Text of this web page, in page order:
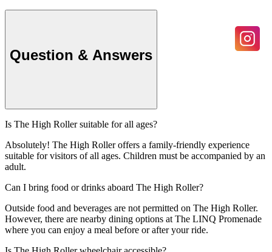
Question & Answers
Is The High Roller suitable for all ages?
Absolutely! The High Roller offers a family-friendly experience
suitable for visitors of all ages. Children must be accompanied by an
adult.
Can I bring food or drinks aboard The High Roller?
Outside food and beverages are not permitted on The High Roller.
However, there are nearby dining options at The LINQ Promenade
where you can enjoy a meal before or after your ride.